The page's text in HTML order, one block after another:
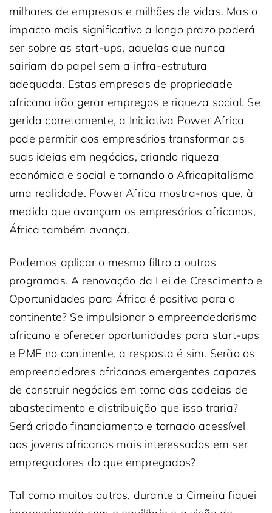
milhares de empresas e milhões de vidas. Mas o
impacto mais significativo a longo prazo poderá
ser sobre as start-ups, aquelas que nunca
sairiam do papel sem a infra-estrutura
adequada. Estas empresas de propriedade
africana irão gerar empregos e riqueza social. Se
gerida corretamente, a Iniciativa Power Africa
pode permitir aos empresários transformar as
suas ideias em negócios, criando riqueza
económica e social e tornando o Africapitalismo
uma realidade. Power Africa mostra-nos que, à
medida que avançam os empresários africanos,
África também avança.
Podemos aplicar o mesmo filtro a outros
programas. A renovação da Lei de Crescimento e
Oportunidades para África é positiva para o
continente? Se impulsionar o empreendedorismo
africano e oferecer oportunidades para start-ups
e PME no continente, a resposta é sim. Serão os
empreendedores africanos emergentes capazes
de construir negócios em torno das cadeias de
abastecimento e distribuição que isso traria?
Será criado financiamento e tornado acessível
aos jovens africanos mais interessados em ser
empregadores do que empregados?
Tal como muitos outros, durante a Cimeira fiquei